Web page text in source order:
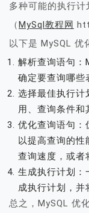
多种可能的执行计
（MySql教程网
以下是 MySQL 优
解析查询语句：
确定要查询哪些
选择最佳执行计
用、查询条件和
优化查询语句：
以提高查询的性
查询速度，或者
生成执行计划：
成执行计划，并
总之，MySQL 优